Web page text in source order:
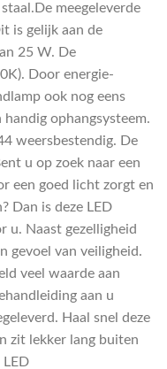
meegeleverde
is gelijk aan de
25 W. De
Door energie-
ook nog eens
ophangsysteem.
weersbestendig. De
u op zoek naar een
een goed licht zorgt en
Dan is deze LED
u. Naast gezelligheid
gevoel van veiligheid.
veel waarde aan
aan u
Haal snel deze
zit lekker lang buiten